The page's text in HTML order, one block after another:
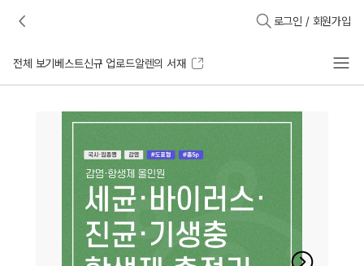
로그인 / 회원가입
전체 보기 베스트신규 업로드알렌의 서재